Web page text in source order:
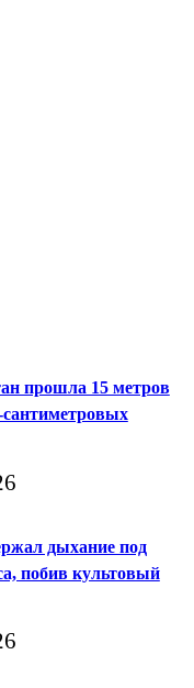
прошла 15 метров
сантиметровых
дыхание под
побив культовый